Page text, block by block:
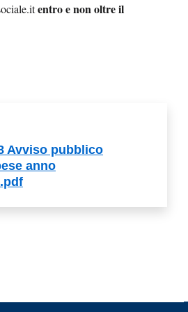
entro e non oltre il
Avviso pubblico
anno